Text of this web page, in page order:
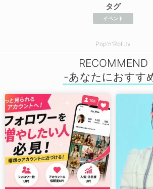
タグ
イベント
Pop'n'Roll.tv
RECOMMEND